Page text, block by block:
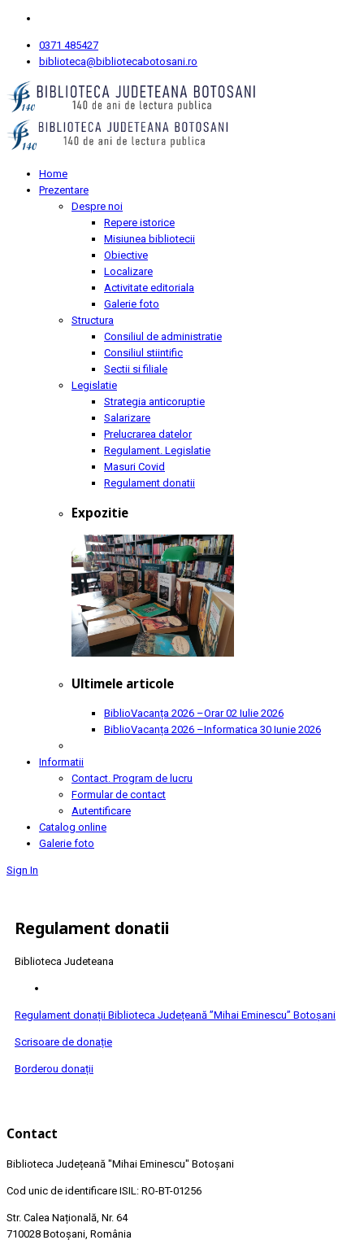
0371 485427
biblioteca@bibliotecabotosani.ro
Home
Prezentare
Despre noi
Repere istorice
Misiunea bibliotecii
Obiective
Localizare
Activitate editoriala
Galerie foto
Structura
Consiliul de administratie
Consiliul stiintific
Sectii si filiale
Legislatie
Strategia anticoruptie
Salarizare
Prelucrarea datelor
Regulament. Legislatie
Masuri Covid
Regulament donatii
Expozitie
Ultimele articole
BiblioVacanța 2026 –Orar02 Iulie 2026
BiblioVacanța 2026 –Informatica 30 Iunie 2026
Informatii
Contact. Program de lucru
Formular de contact
Autentificare
Catalog online
Galerie foto
Sign In
Regulament donatii
Biblioteca Judeteana
Regulament donații Biblioteca Județeană ”Mihai Eminescu” Botoșani
Scrisoare de donație
Borderou donații
Contact
Biblioteca Județeană "Mihai Eminescu" Botoșani
Cod unic de identificare ISIL: RO-BT-01256
Str. Calea Națională, Nr. 64
710028 Botoșani, România